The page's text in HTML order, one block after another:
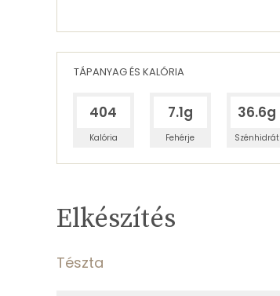
TÁPANYAG ÉS KALÓRIA
404
Kalória
7.1g
Fehérje
36.6g
Szénhidrát
TÁPANYAGTARTALOM
Elkészítés
Tészta